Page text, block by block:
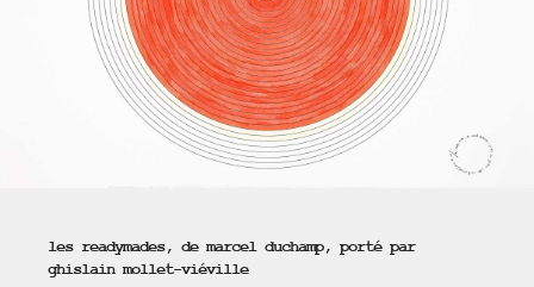
les readymades, de marcel duchamp, porté par
ghislain mollet-viéville